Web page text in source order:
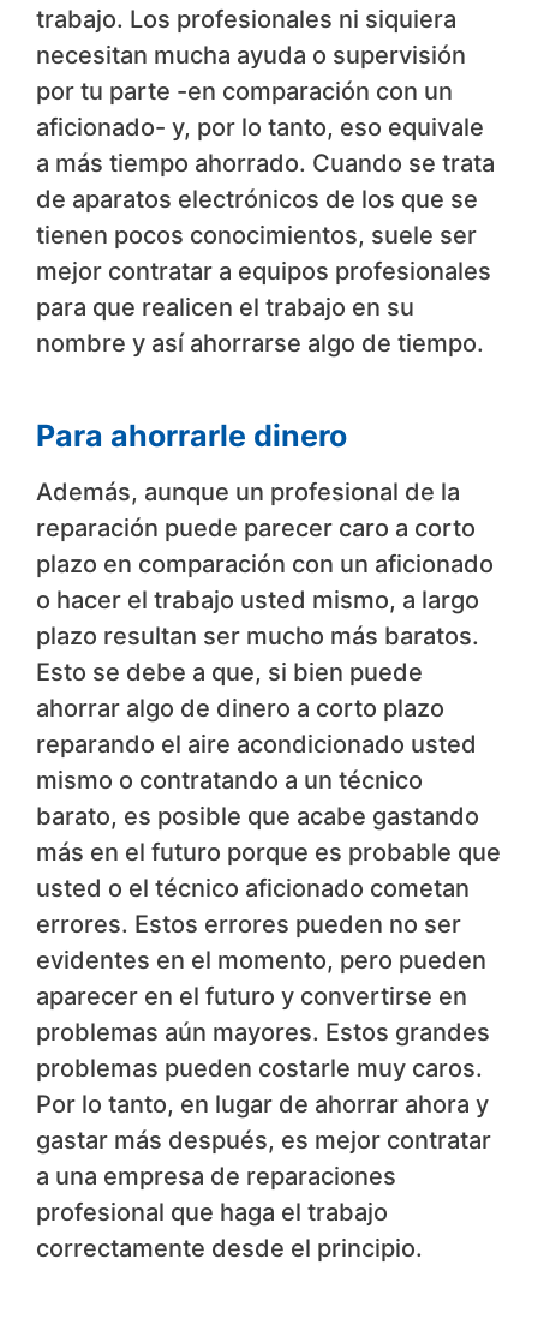
trabajo. Los profesionales ni siquiera
necesitan mucha ayuda o supervisión
por tu parte -en comparación con un
aficionado- y, por lo tanto, eso equivale
a más tiempo ahorrado. Cuando se trata
de aparatos electrónicos de los que se
tienen pocos conocimientos, suele ser
mejor contratar a equipos profesionales
para que realicen el trabajo en su
nombre y así ahorrarse algo de tiempo.
Para ahorrarle dinero
Además, aunque un profesional de la
reparación puede parecer caro a corto
plazo en comparación con un aficionado
o hacer el trabajo usted mismo, a largo
plazo resultan ser mucho más baratos.
Esto se debe a que, si bien puede
ahorrar algo de dinero a corto plazo
reparando el aire acondicionado usted
mismo o contratando a un técnico
barato, es posible que acabe gastando
más en el futuro porque es probable que
usted o el técnico aficionado cometan
errores. Estos errores pueden no ser
evidentes en el momento, pero pueden
aparecer en el futuro y convertirse en
problemas aún mayores. Estos grandes
problemas pueden costarle muy caros.
Por lo tanto, en lugar de ahorrar ahora y
gastar más después, es mejor contratar
a una empresa de reparaciones
profesional que haga el trabajo
correctamente desde el principio.